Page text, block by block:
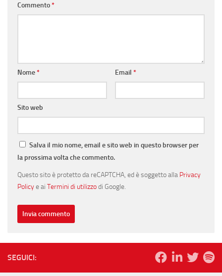
Commento*
Nome* Email *
Sito web
Salva il mio nome, email e sito web in questo browser per
la prossima volta che commento.
Questo sito è protetto da reCAPTCHA, ed è soggetto alla Privacy
Policye ai Termini di utilizzodi Google.
SEGUICI: